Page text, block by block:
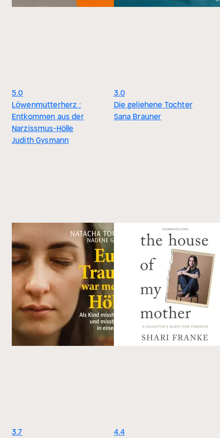
5.0
Löwenmutterherz :
Entkommen aus der
Narzissmus-Hölle
Judith Gysmann
3.0
Die geliehene Tochter
Sana Brauner
3.7
4.4